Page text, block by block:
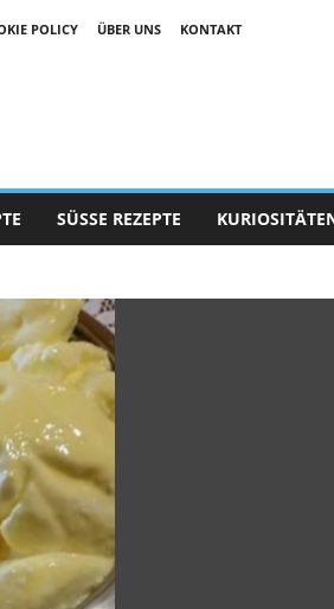
POLICY ÜBER UNS
KONTAKT
SÜSSE REZEPTE